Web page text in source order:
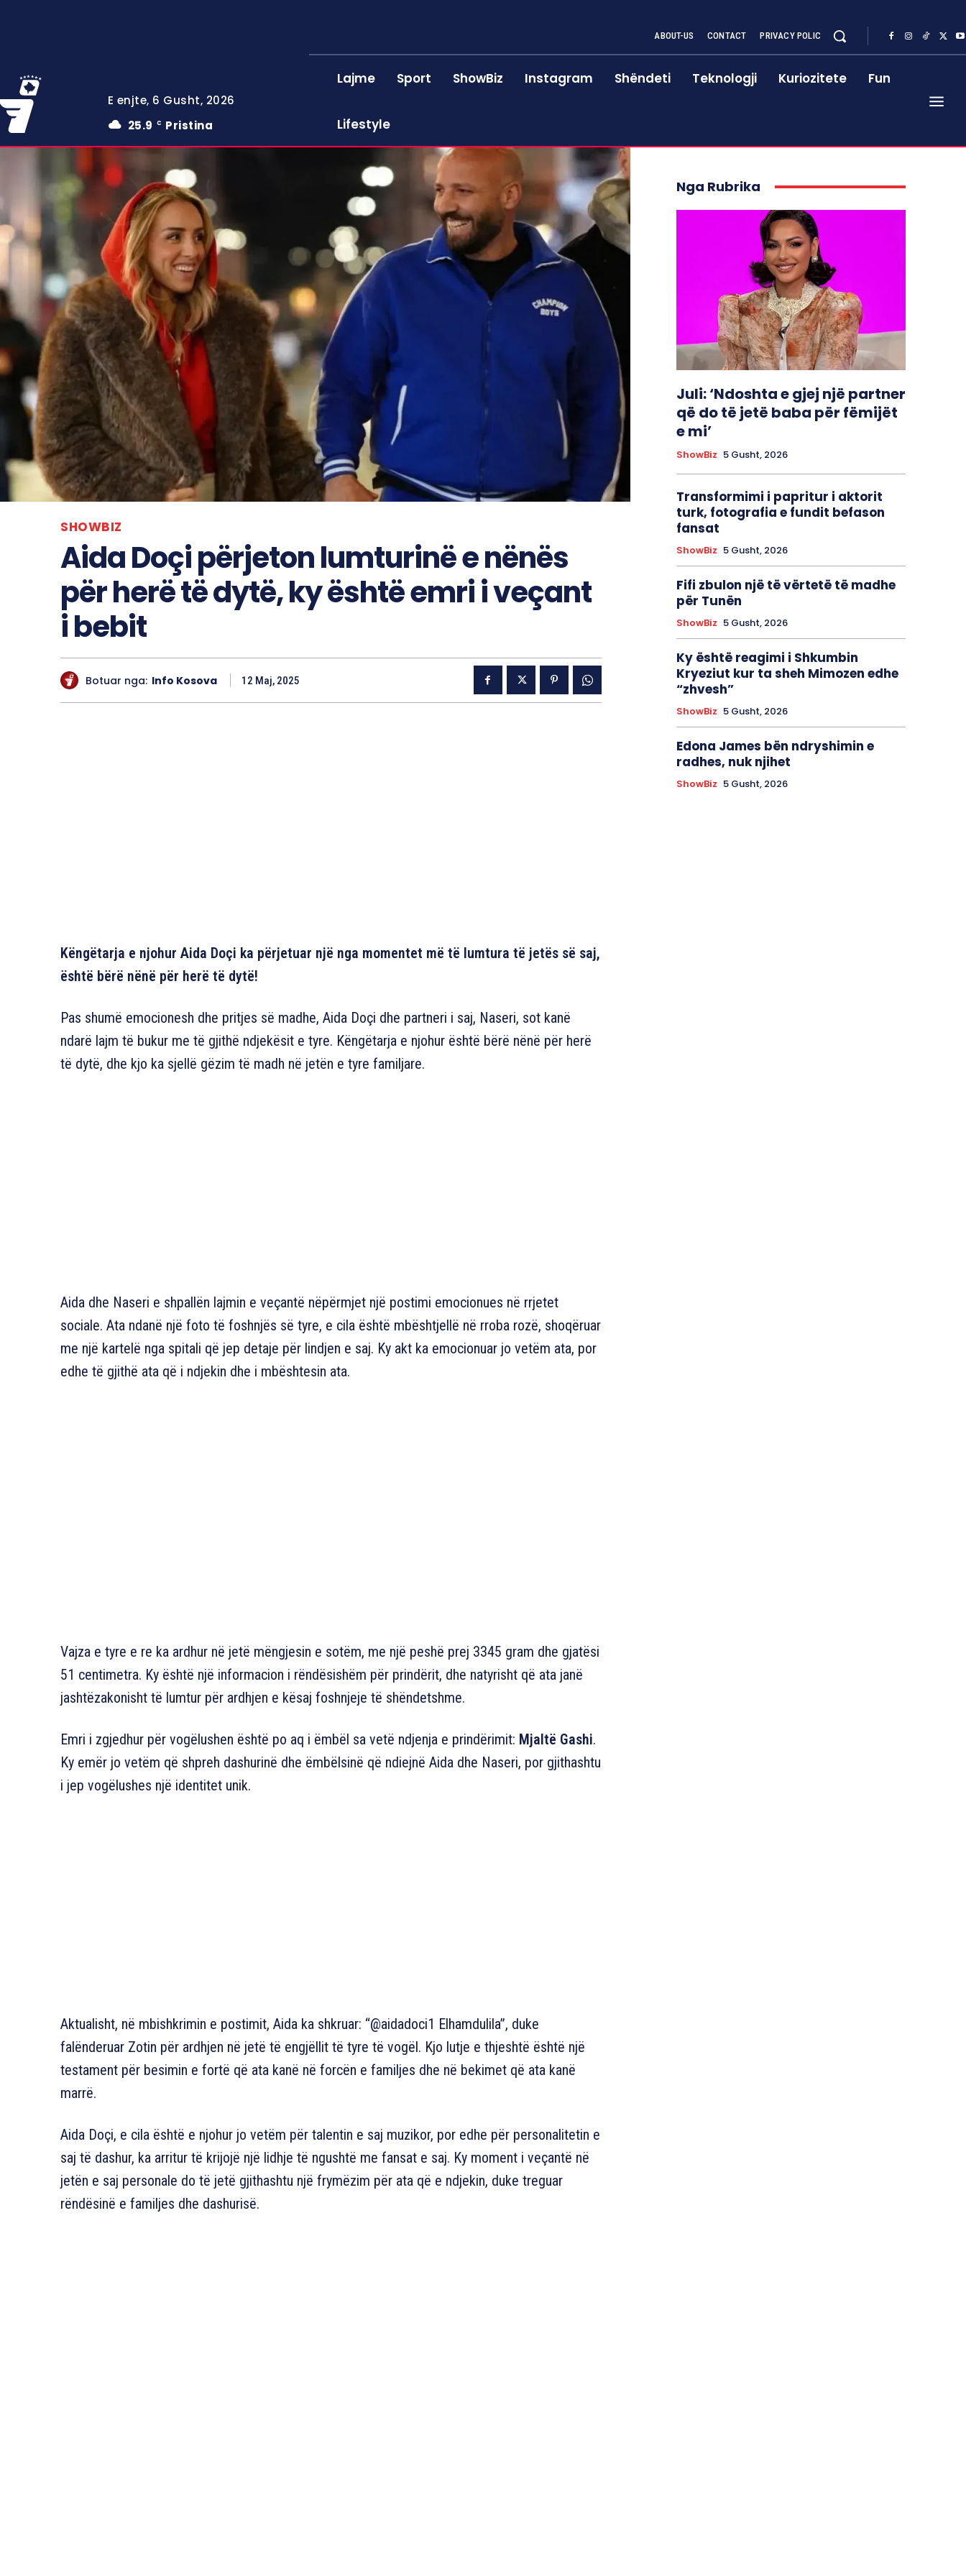
E enjte, 6 Gusht, 2026
25.9
C Pristina
ABOUT-US CONTACT PRIVACY POLIC
Lajme Sport ShowBiz Instagram Shëndeti Teknologji Kuriozitete Fun
Lifestyle
SHOWBIZ
Aida Doçi përjeton lumturinë e nënës
për herë të dytë, ky është emri i veçant
i bebit
Botuar nga: Info Kosova 12 Maj, 2025
Këngëtarja e njohur Aida Doçi ka përjetuar një nga momentet më të lumtura të jetës së saj,
është bërë nënë për herë të dytë!
Pas shumë emocionesh dhe pritjes së madhe, Aida Doçi dhe partneri i saj, Naseri, sot kanë
ndarë lajm të bukur me të gjithë ndjekësit e tyre. Këngëtarja e njohur është bërë nënë për herë
të dytë, dhe kjo ka sjellë gëzim të madh në jetën e tyre familjare.
Aida dhe Naseri e shpallën lajmin e veçantë nëpërmjet një postimi emocionues në rrjetet
sociale. Ata ndanë një foto të foshnjës së tyre, e cila është mbështjellë në rroba rozë, shoqëruar
me një kartelë nga spitali që jep detaje për lindjen e saj. Ky akt ka emocionuar jo vetëm ata, por
edhe të gjithë ata që i ndjekin dhe i mbështesin ata.
Vajza e tyre e re ka ardhur në jetë mëngjesin e sotëm, me një peshë prej 3345 gram dhe gjatësi
51 centimetra. Ky është një informacion i rëndësishëm për prindërit, dhe natyrisht që ata janë
jashtëzakonisht të lumtur për ardhjen e kësaj foshnjeje të shëndetshme.
Emri i zgjedhur për vogëlushen është po aq i ëmbël sa vetë ndjenja e prindërimit: Mjaltë Gashi.
Ky emër jo vetëm që shpreh dashurinë dhe ëmbëlsinë që ndiejnë Aida dhe Naseri, por gjithashtu
i jep vogëlushes një identitet unik.
Aktualisht, në mbishkrimin e postimit, Aida ka shkruar: “@aidadoci1 Elhamdulila”, duke
falënderuar Zotin për ardhjen në jetë të engjëllit të tyre të vogël. Kjo lutje e thjeshtë është një
testament për besimin e fortë që ata kanë në forcën e familjes dhe në bekimet që ata kanë
marrë.
Aida Doçi, e cila është e njohur jo vetëm për talentin e saj muzikor, por edhe për personalitetin e
saj të dashur, ka arritur të krijojë një lidhje të ngushtë me fansat e saj. Ky moment i veçantë në
jetën e saj personale do të jetë gjithashtu një frymëzim për ata që e ndjekin, duke treguar
rëndësinë e familjes dhe dashurisë.
Nga Rubrika
Juli: ‘Ndoshta e gjej një partner
që do të jetë baba për fëmijët
e mi’
ShowBiz 5 Gusht, 2026
Transformimi i papritur i aktorit
turk, fotografia e fundit befason
fansat
ShowBiz 5 Gusht, 2026
Fifi zbulon një të vërtetë të madhe
për Tunën
ShowBiz 5 Gusht, 2026
Ky është reagimi i Shkumbin
Kryeziut kur ta sheh Mimozen edhe
“zhvesh”
ShowBiz 5 Gusht, 2026
Edona James bën ndryshimin e
radhes, nuk njihet
ShowBiz 5 Gusht, 2026